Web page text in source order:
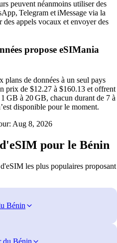
peuvent néanmoins utiliser des
Telegram et iMessage via la
des appels vocaux et envoyer des
propose eSIMania
plans de données à un seul pays
prix de $12.27 à $160.13 et offrent
GB à 20 GB, chacun durant de 7 à
disponible pour le moment.
Aug 8, 2026
pour le Bénin
les plus populaires proposant
Bénin
du Bénin